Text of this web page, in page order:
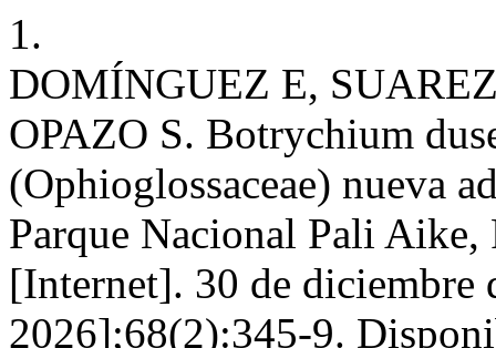
1.
DOMÍNGUEZ E,
OPAZO S. Botrychium
(Ophioglossaceae) nueva
Parque Nacional Pali
[Internet]. 30 de diciembre
2026];68(2):345-9.